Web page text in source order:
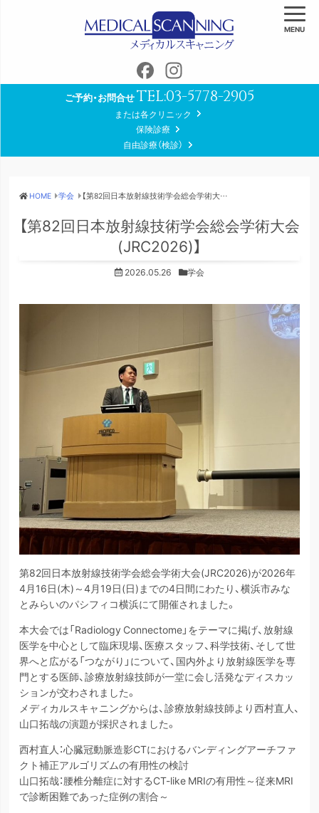
Facebook
ご予約・お問合せTEL:03-5778-2905
または各クリニック
保険診療
自由診療（検診）
MENU
HOME 学会 【第82回日本放射線技術学会総会学術大会(JRC2026)】
【第82回日本放射線技術学会総会学術大会
(JRC2026)】
2026.05.26 学会
第82回日本放射線技術学会総会学術大会(JRC2026)が2026年
4月16日(木)～4月19日(日)までの4日間にわたり、横浜市みな
とみらいのパシフィコ横浜にて開催されました。
本大会では「Radiology Connectome」をテーマに掲げ、放射線
医学を中心として臨床現場、医療スタッフ、科学技術、そして世
界へと広がる「つながり」について、国内外より放射線医学を専
門とする医師、診療放射線技師が一堂に会し活発なディスカッ
ションが交わされました。
メディカルスキャニングからは、診療放射線技師より西村直人、
山口拓哉の演題が採択されました。
西村直人：心臓冠動脈造影CTにおけるバンディングアーチファ
クト補正アルゴリズムの有用性の検討
山口拓哉：腰椎分離症に対するCT-like MRIの有用性～従来MRI
で診断困難であった症例の割合～